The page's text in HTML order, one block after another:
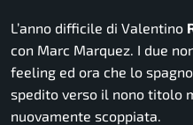
L’anno difficile di Valentino
con Marc Marquez. I due
feeling ed ora che lo
spedito verso il nono titolo
nuovamente scoppiata.